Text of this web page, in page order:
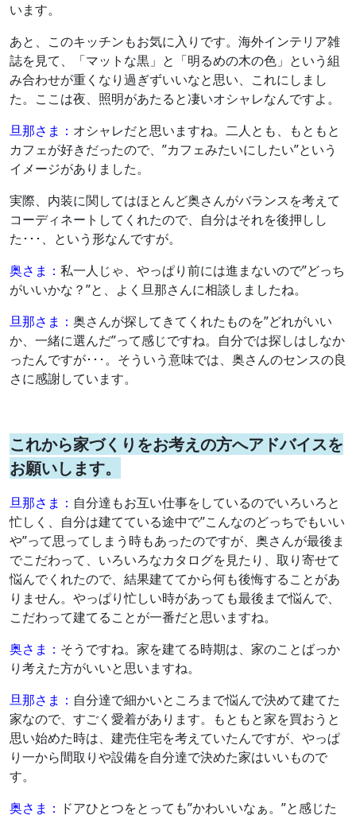
います。
あと、このキッチンもお気に入りです。海外インテリア雑
誌を見て、「マットな黒」と「明るめの木の色」という組
み合わせが重くなり過ぎずいいなと思い、これにしまし
た。ここは夜、照明があたると凄いオシャレなんですよ。
旦那さま： オシャレだと思いますね。二人とも、もともと
カフェが好きだったので、”カフェみたいにしたい”という
イメージがありました。
実際、内装に関してはほとんど奥さんがバランスを考えて
コーディネートしてくれたので、自分はそれを後押しし
た･･･、という形なんですが。
奥さま： 私一人じゃ、やっぱり前には進まないので”どっち
がいいかな？”と、よく旦那さんに相談しましたね。
旦那さま： 奥さんが探してきてくれたものを”どれがいい
か、一緒に選んだ”って感じですね。自分では探しはしなか
ったんですが･･･。そういう意味では、奥さんのセンスの良
さに感謝しています。
これから家づくりをお考えの方へアドバイスを
お願いします。
旦那さま： 自分達もお互い仕事をしているのでいろいろと
忙しく、自分は建てている途中で”こんなのどっちでもいい
や”って思ってしまう時もあったのですが、奥さんが最後ま
でこだわって、いろいろなカタログを見たり、取り寄せて
悩んでくれたので、結果建ててから何も後悔することがあ
りません。やっぱり忙しい時があっても最後まで悩んで、
こだわって建てることが一番だと思いますね。
奥さま： そうですね。家を建てる時期は、家のことばっか
り考えた方がいいと思いますね。
旦那さま： 自分達で細かいところまで悩んで決めて建てた
家なので、すごく愛着があります。もともと家を買おうと
思い始めた時は、建売住宅を考えていたんですが、やっぱ
り一から間取りや設備を自分達で決めた家はいいもので
す。
奥さま： ドアひとつをとっても”かわいいなぁ。”と感じた